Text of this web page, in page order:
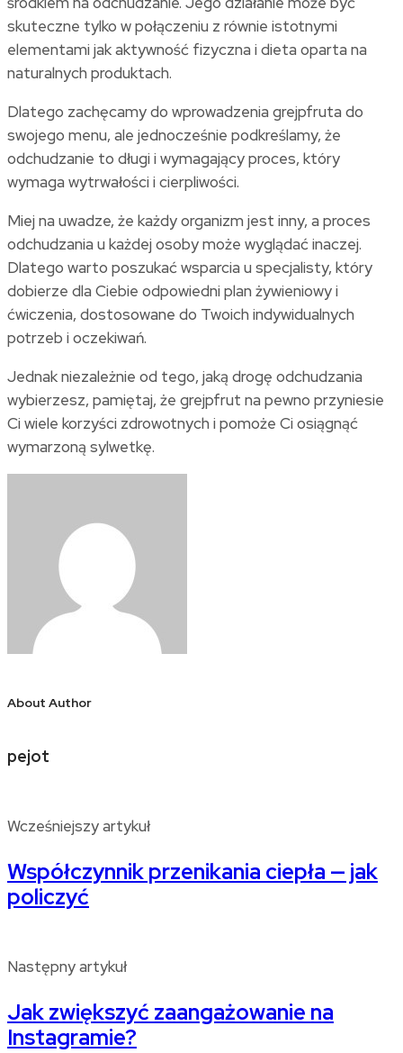
skuteczne tylko w połączeniu z równie istotnymi
elementami jak aktywność fizyczna i dieta oparta na
naturalnych produktach.
Dlatego zachęcamy do wprowadzenia grejpfruta do
swojego menu, ale jednocześnie podkreślamy, że
odchudzanie to długi i wymagający proces, który
wymaga wytrwałości i cierpliwości.
Miej na uwadze, że każdy organizm jest inny, a proces
odchudzania u każdej osoby może wyglądać inaczej.
Dlatego warto poszukać wsparcia u specjalisty, który
dobierze dla Ciebie odpowiedni plan żywieniowy i
ćwiczenia, dostosowane do Twoich indywidualnych
potrzeb i oczekiwań.
Jednak niezależnie od tego, jaką drogę odchudzania
wybierzesz, pamiętaj, że grejpfrut na pewno przyniesie
Ci wiele korzyści zdrowotnych i pomoże Ci osiągnąć
wymarzoną sylwetkę.
About Author
pejot
Wcześniejszy artykuł
Współczynnik przenikania ciepła — jak
policzyć
Następny artykuł
Jak zwiększyć zaangażowanie na
Instagramie?